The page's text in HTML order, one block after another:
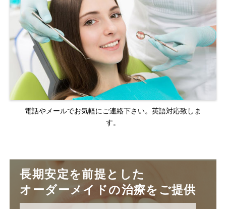
電話やメールでお気軽にご連絡下さい。英語対応致しま
す。
長期安定を前提とした
オーダーメイドの治療をご提供